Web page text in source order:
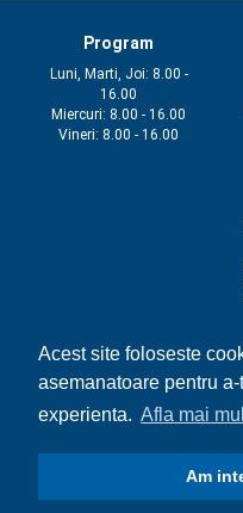
Acest site foloseste
asemanatoare pentru
experienta. Afla mai
Am
Program
Luni, Marti, Joi: 8.00 -
16.00
Miercuri: 8.00 - 16.00
Vineri: 8.00 - 16.00
Copyright © 2017